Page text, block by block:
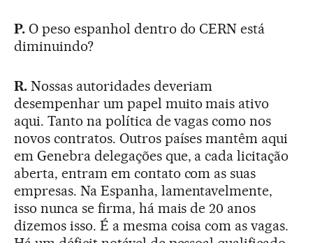
P.O peso espanhol dentro do CERN está
diminuindo?
R.Nossas autoridades deveriam
desempenhar um papel muito mais ativo
aqui. Tanto na política de vagas como nos
novos contratos. Outros países mantêm aqui
em Genebra delegações que, a cada licitação
aberta, entram em contato com as suas
empresas. Na Espanha, lamentavelmente,
isso nunca se firma, há mais de 20 anos
dizemos isso. É a mesma coisa com as vagas.